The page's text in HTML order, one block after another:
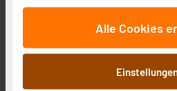
für soziale Medien anbieten zu
auf unsere Website zu
wir Informationen zu Ihrer
an unsere Partner für soziale
Analysen weiter. Unsere Partner
Alle Cookies